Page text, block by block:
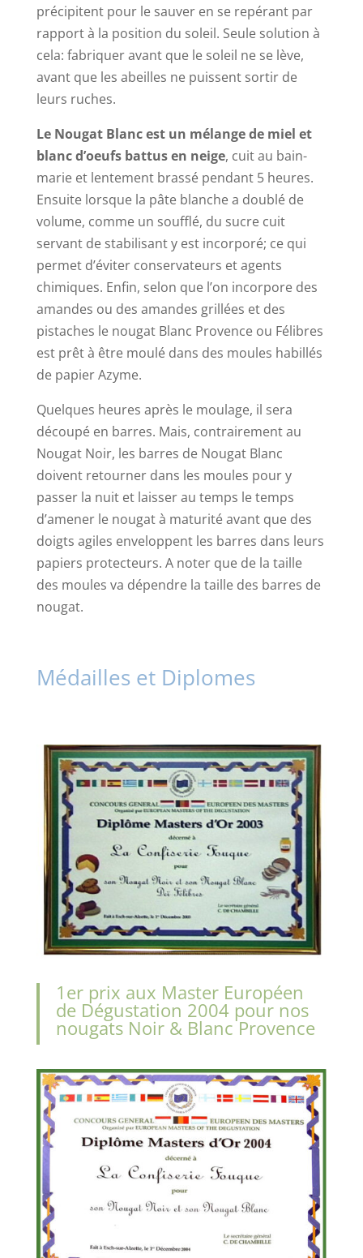
précipitent pour le sauver en se repérant par
rapport à la position du soleil. Seule solution à
cela: fabriquer avant que le soleil ne se lève,
avant que les abeilles ne puissent sortir de
leurs ruches.
Le Nougat Blanc est un mélange de miel et
blanc d’oeufs battus en neige, cuit au bain-
marie et lentement brassé pendant 5 heures.
Ensuite lorsque la pâte blanche a doublé de
volume, comme un soufflé, du sucre cuit
servant de stabilisant y est incorporé; ce qui
permet d’éviter conservateurs et agents
chimiques. Enfin, selon que l’on incorpore des
amandes ou des amandes grillées et des
pistaches le nougat Blanc Provence ou Félibres
est prêt à être moulé dans des moules habillés
de papier Azyme.
Quelques heures après le moulage, il sera
découpé en barres. Mais, contrairement au
Nougat Noir, les barres de Nougat Blanc
doivent retourner dans les moules pour y
passer la nuit et laisser au temps le temps
d’amener le nougat à maturité avant que des
doigts agiles enveloppent les barres dans leurs
papiers protecteurs. A noter que de la taille
des moules va dépendre la taille des barres de
nougat.
Médailles et Diplomes
1er prix aux Master Européen
de Dégustation 2004 pour nos
nougats Noir & Blanc Provence